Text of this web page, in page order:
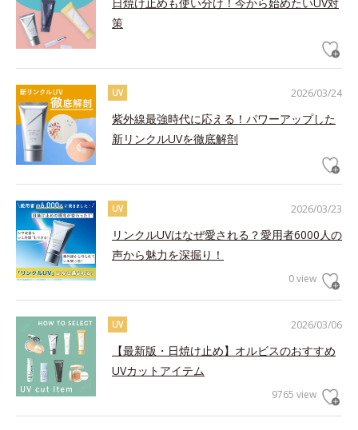
策
2026/03/24
UV
紫外線最強時代に応える！パワーアップした
新リンクルUVを徹底解剖
2026/03/23
UV
リンクルUVはなぜ愛される？愛用者6000人の
声から魅力を深掘り！
0 view
2026/03/06
UV
【最新版・日焼け止め】オルビスのおすすめ
UVカットアイテム
9765 view